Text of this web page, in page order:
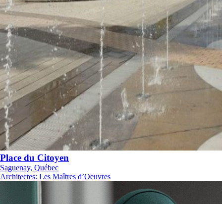
Place du Citoyen
Saguenay, Québec
Architectes: Les Maîtres d’Oeuvres